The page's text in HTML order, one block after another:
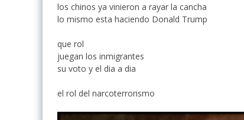
los chinos ya vinieron a rayar la cancha
lo mismo esta haciendo Donald Trump
que rol
juegan los inmigrantes
su voto y el dia a dia
el rol del narcoterrorismo